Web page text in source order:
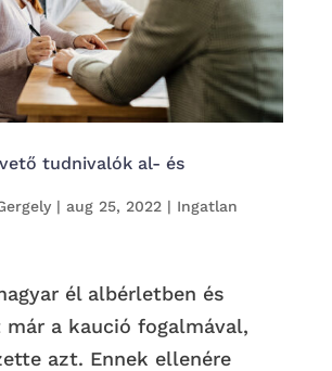
tudnivalók al- és
| aug 25, 2022| Ingatlan
él albérletben és
a kaució fogalmával,
azt. Ennek ellenére